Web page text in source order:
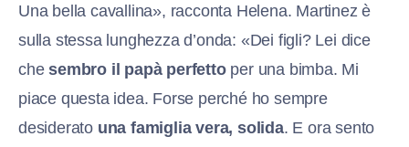
Una bella cavallina», racconta Helena. Martinez è
sulla stessa lunghezza d’onda: «Dei figli? Lei dice
chesembro il papà perfettoper una bimba. Mi
piace questa idea. Forse perché ho sempre
desiderato una famiglia vera, solida. E ora sento